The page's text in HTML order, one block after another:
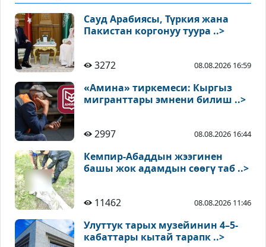
Сауд Арабиясы, Түркия жана
Пакистан коргонуу туура ..>
3272 08.08.2026 16:59
«Амина» тиркемеси: Кыргыз
мигранттары эмнени билиш ..>
2997 08.08.2026 16:44
Кемпир-Абаддын жээгинен
башы жок адамдын сөөгү таб ..>
11462 08.08.2026 11:46
Улуттук тарых музейинин 4–5-
кабаттары кытай тарапк ..>